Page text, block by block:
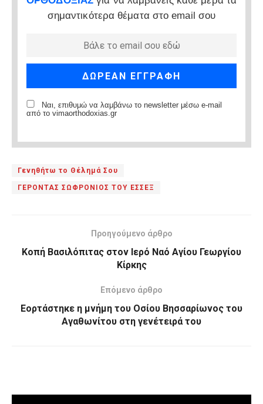
σημαντικότερα θέματα στο email σου
Ναι, επιθυμώ να λαμβάνω το newsletter μέσω e-mail
από το vimaorthodoxias.gr
Γενηθήτω το Θέλημά Σου
ΓΕΡΟΝΤΑΣ ΣΩΦΡΟΝΙΟΣ ΤΟΥ ΕΣΣΕΞ
Προηγούμενο άρθρο
Κοπή Βασιλόπιτας στον Ιερό Ναό Αγίου Γεωργίου
Κίρκης
Επόμενο άρθρο
Εορτάστηκε η μνήμη του Οσίου Βησσαρίωνος του
Αγαθωνίτου στη γενέτειρά του